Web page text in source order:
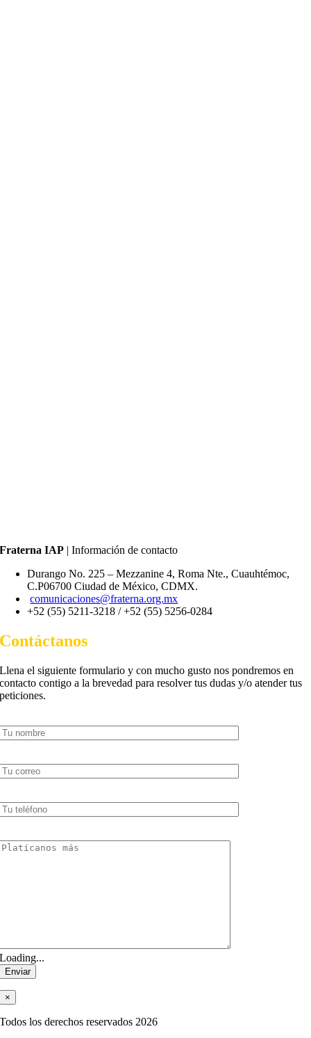
Fraterna IAP | Información de contacto
Durango No. 225 – Mezzanine 4, Roma Nte., Cuauhtémoc,
C.P06700 Ciudad de México, CDMX.
comunicaciones@fraterna.org.mx
+52 (55) 5211-3218 /+52 (55) 5256-0284
Contáctanos
Llena el siguiente formulario y con mucho gusto nos pondremos en
contacto contigo a la brevedad para resolver tus dudas y/o atender tus
peticiones.
Loading...
×
Todos los derechos reservados 2026